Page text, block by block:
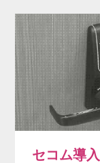
セコム導入